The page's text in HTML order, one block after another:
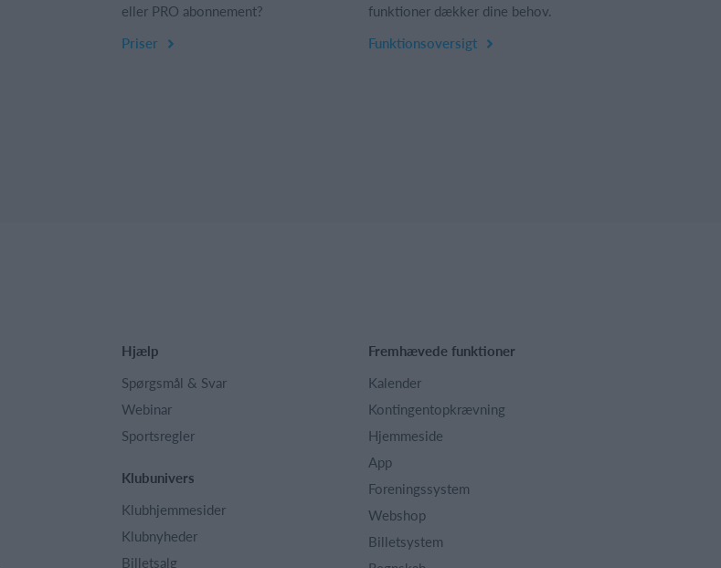
eller PRO abonnement?
Priser
funktioner dækker dine behov.
Funktionsoversigt
Hjælp
Spørgsmål & Svar
Webinar
Sportsregler
Klubunivers
Klubhjemmesider
Klubnyheder
Billetsalg
Fremhævede funktioner
Kalender
Kontingentopkrævning
Hjemmeside
App
Foreningssystem
Webshop
Billetsystem